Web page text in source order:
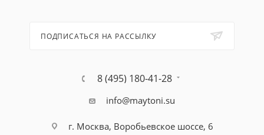
ПОДПИСАТЬСЯ НА РАССЫЛКУ
8 (495) 180-41-28
info@maytoni.su
г. Москва, Воробьевское шоссе, 6